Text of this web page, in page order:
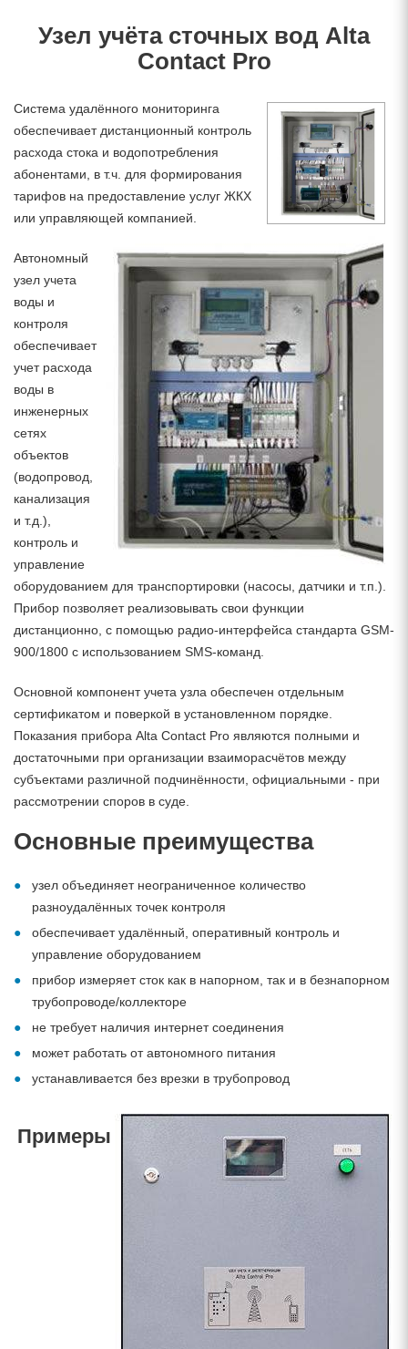
Узел учёта сточных вод Alta
Contact Pro
Система удалённого мониторинга
обеспечивает дистанционный контроль
расхода стока и водопотребления
абонентами, в т.ч. для формирования
тарифов на предоставление услуг ЖКХ
или управляющей компанией.
Автономный
узел учета
воды и
контроля
обеспечивает
учет расхода
воды в
инженерных
сетях
объектов
(водопровод,
канализация
и т.д.),
контроль и
управление
оборудованием для транспортировки (насосы, датчики и т.п.).
Прибор позволяет реализовывать свои функции
дистанционно, с помощью радио-интерфейса стандарта GSM-
900/1800 с использованием SMS-команд.
Основной компонент учета узла обеспечен отдельным
сертификатом и поверкой в установленном порядке.
Показания прибора Alta Contact Pro являются полными и
достаточными при организации взаиморасчётов между
субъектами различной подчинённости, официальными - при
рассмотрении споров в суде.
Основные преимущества
узел объединяет неограниченное количество
разноудалённых точек контроля
обеспечивает удалённый, оперативный контроль и
управление оборудованием
прибор измеряет сток как в напорном, так и в безнапорном
трубопроводе/коллекторе
не требует наличия интернет соединения
может работать от автономного питания
устанавливается без врезки в трубопровод
Примеры